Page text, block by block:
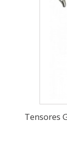
Tensores